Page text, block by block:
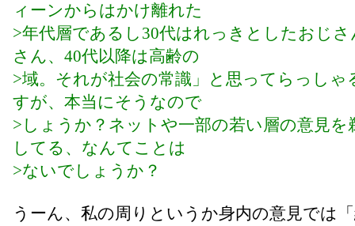
ィーンからはかけ離れた
>年代層であるし30代はれっきとしたおじ
さん、40代以降は高齢の
>域。それが社会の常識」と思ってらっしゃ
すが、本当にそうなので
>しょうか？ネットや一部の若い層の意見を
してる、なんてことは
>ないでしょうか？
うーん、私の周りというか身内の意見では